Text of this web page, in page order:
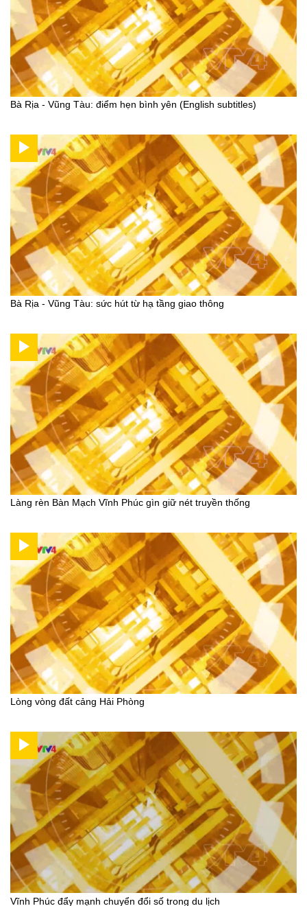
Bà Rịa - Vũng Tàu: điểm hẹn bình yên (English subtitles)
Bà Rịa - Vũng Tàu: sức hút từ hạ tầng giao thông
Làng rèn Bàn Mạch Vĩnh Phúc gìn giữ nét truyền thống
Lòng vòng đất cảng Hải Phòng
Vĩnh Phúc đẩy mạnh chuyển đổi số trong du lịch